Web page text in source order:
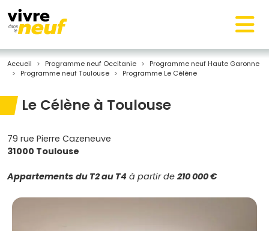
Accueil Programme neuf Occitanie
Programme neuf Haute Garonne
Programme neuf Toulouse
Programme Le Célène
Le Célène à Toulouse
79 rue Pierre Cazeneuve
31000 Toulouse
Appartements du T2 au T4 à partir de 210 000 €